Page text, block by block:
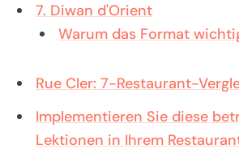
7. Diwan d'Orient
Warum das Format
Rue Cler: 7-Restaurant-
Implementieren Sie diese
Lektionen in Ihrem